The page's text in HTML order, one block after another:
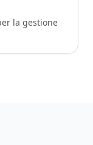
la gestione